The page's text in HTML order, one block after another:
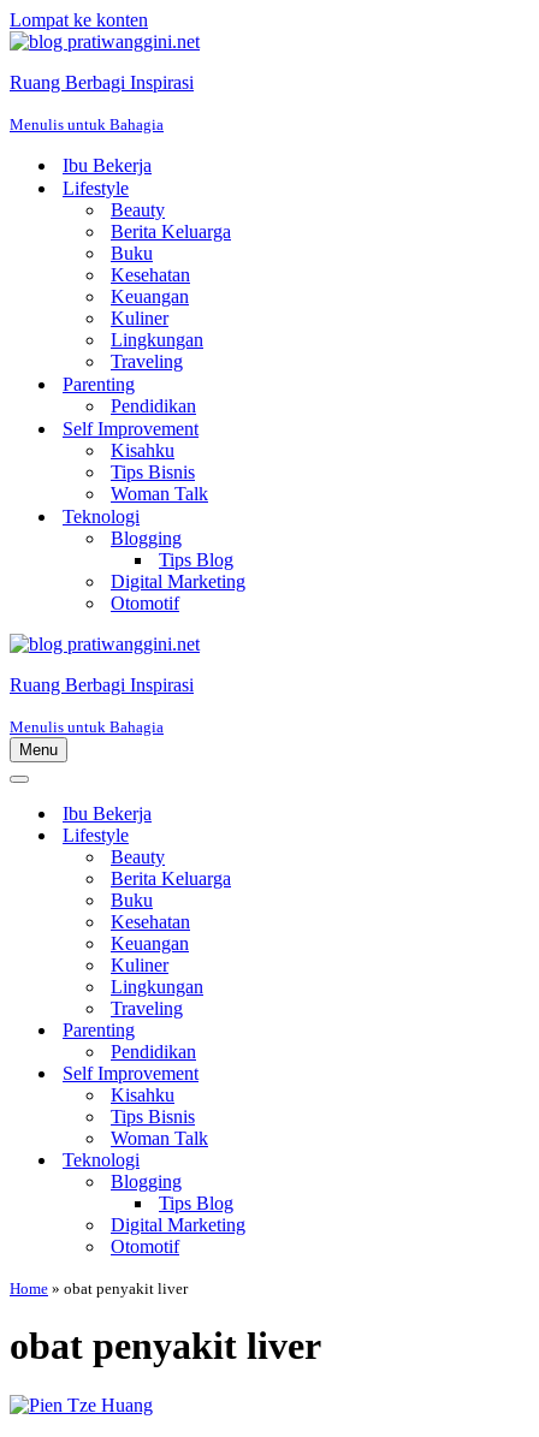
Lompat ke konten
Ruang Berbagi Inspirasi
Menulis untuk Bahagia
Ibu Bekerja
Lifestyle
Beauty
Berita Keluarga
Buku
Kesehatan
Keuangan
Kuliner
Lingkungan
Traveling
Parenting
Pendidikan
Self Improvement
Kisahku
Tips Bisnis
Woman Talk
Teknologi
Blogging
Tips Blog
Digital Marketing
Otomotif
Ruang Berbagi Inspirasi
Menulis untuk Bahagia
Menu
Menu
Menu
NavigasiIbu Bekerja
Lifestyle
Beauty
Berita Keluarga
Buku
Kesehatan
Keuangan
Kuliner
Lingkungan
Traveling
Parenting
Pendidikan
Self Improvement
Kisahku
Tips Bisnis
Woman Talk
Teknologi
Blogging
Tips Blog
Digital Marketing
Otomotif
Home » obat penyakit liver
obat penyakit liver